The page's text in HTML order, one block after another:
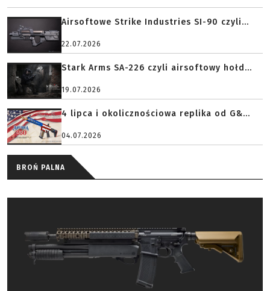
Airsoftowe Strike Industries SI-90 czyli...
22.07.2026
Stark Arms SA-226 czyli airsoftowy hołd...
19.07.2026
4 lipca i okolicznościowa replika od G&...
04.07.2026
BROŃ PALNA